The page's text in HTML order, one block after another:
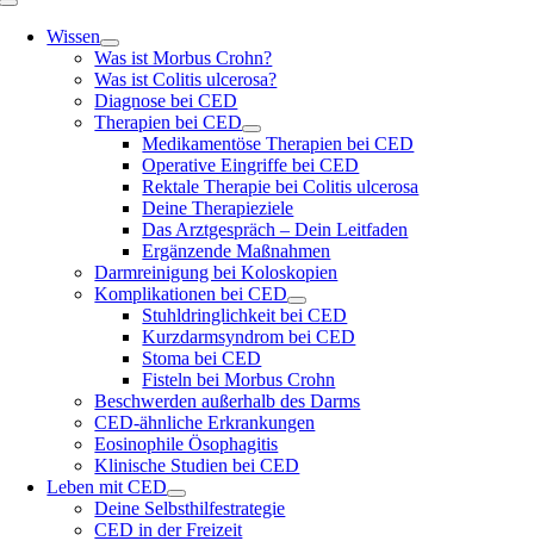
Toggle
NavigationWissen
Was ist Morbus Crohn?
Was ist Colitis ulcerosa?
Diagnose bei CED
Therapien bei CED
Medikamentöse Therapien bei CED
Operative Eingriffe bei CED
Rektale Therapie bei Colitis ulcerosa
Deine Therapieziele
Das Arztgespräch – Dein Leitfaden
Ergänzende Maßnahmen
Darmreinigung bei Koloskopien
Komplikationen bei CED
Stuhldringlichkeit bei CED
Kurzdarmsyndrom bei CED
Stoma bei CED
Fisteln bei Morbus Crohn
Beschwerden außerhalb des Darms
CED-ähnliche Erkrankungen
Eosinophile Ösophagitis
Klinische Studien bei CED
Leben mit CED
Deine Selbsthilfestrategie
CED in der Freizeit